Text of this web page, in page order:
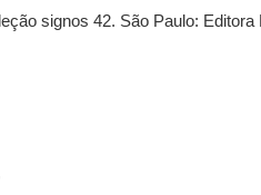
signos 42. São Paulo: Editora